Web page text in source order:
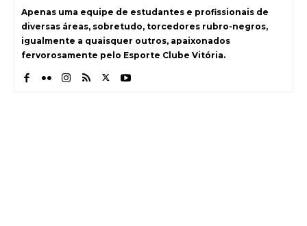
Apenas uma equipe de estudantes e profissionais de
diversas áreas, sobretudo, torcedores rubro-negros,
igualmente a quaisquer outros, apaixonados
fervorosamente pelo Esporte Clube Vitória.